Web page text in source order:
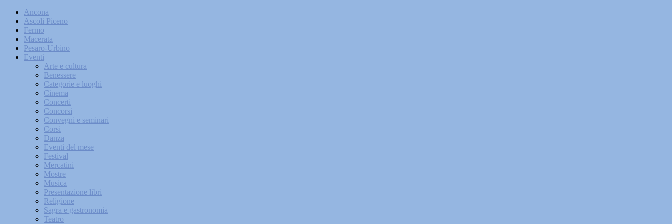
Ancona
Ascoli Piceno
Fermo
Macerata
Pesaro-Urbino
Eventi
Arte e cultura
Benessere
Categorie e luoghi
Cinema
Concerti
Concorsi
Convegni e seminari
Corsi
Danza
Eventi del mese
Festival
Mercatini
Mostre
Musica
Presentazione libri
Religione
Sagra e gastronomia
Teatro